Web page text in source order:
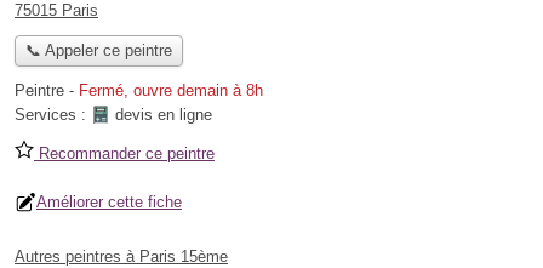
75015 Paris
📞 Appeler ce peintre
Peintre - Fermé, ouvre demain à 8h
Services :
devis en ligne
Recommander ce peintre
Améliorer cette fiche
Autres peintres à Paris 15ème